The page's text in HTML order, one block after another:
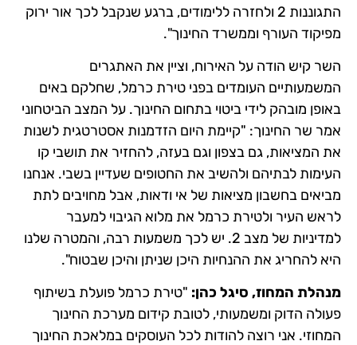
התגוננות 2 ולחזרה ללימודים, ברגע שנקבל לכך אור ירוק
מפיקוד העורף וממשרד החינוך".
השר קיש הודה על האירוח, וציין את האתגרים
המשמעותיים העומדים בפני טירת כרמל, שחלקם באים
באופן מובהק לידי ביטוי בתחום החינוך. על המצב הביטחוני
אמר שר החינוך: "קיימת היום הזדמנות אסטרטגית לשנות
את המציאות, גם בצפון וגם בעזה, להחזיר את תושבי קו
העימות לבתיהם ולהשיב את החטופים שעדיין בשבי. אנחנו
מביאים בחשבון מציאות של אי ודאות, אבל מחויבים לתת
לראש העיר ולטירת כרמל את מלוא הגיבוי למעבר
למדיניות של מצב 2. יש לכך משמעות רבה, והמטרה שלנו
היא להחריג את ההנחיות היכן שניתן והיכן שבטוח".
מנהלת המחוז, סיגל כהן: "טירת כרמל פועלת בשיתוף
פעולה הדוק ומשמעותי, לטובת קידום מערכת החינוך
המחוזי. אני רוצה להודות לכל העוסקים במלאכת החינוך